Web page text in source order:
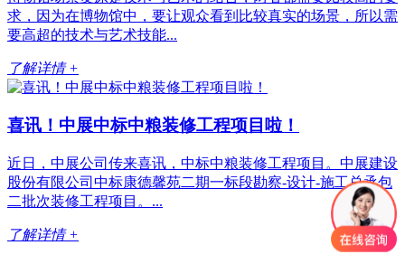
求，因为在博物馆中，要让观众看到比较真实的场景，所以需
要高超的技术与艺术技能...
了解详情 +
喜讯！中展中标中粮装修工程项目啦！
近日，中展公司传来喜讯，中标中粮装修工程项目。中展建设
股份有限公司中标康德馨苑二期一标段勘察-设计-施工总承包
二批次装修工程项目。...
了解详情 +